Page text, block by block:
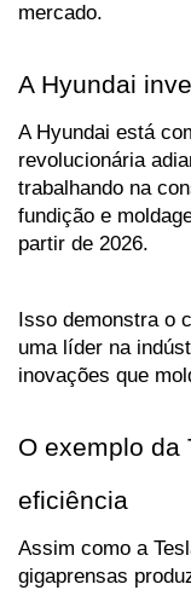
mercado.
A Hyundai
A Hyundai está
revolucionária
trabalhando na
fundição e
partir de 2026.
Isso demonstra o
uma líder na
inovações que
O exemplo da
eficiência
Assim como a
gigaprensas